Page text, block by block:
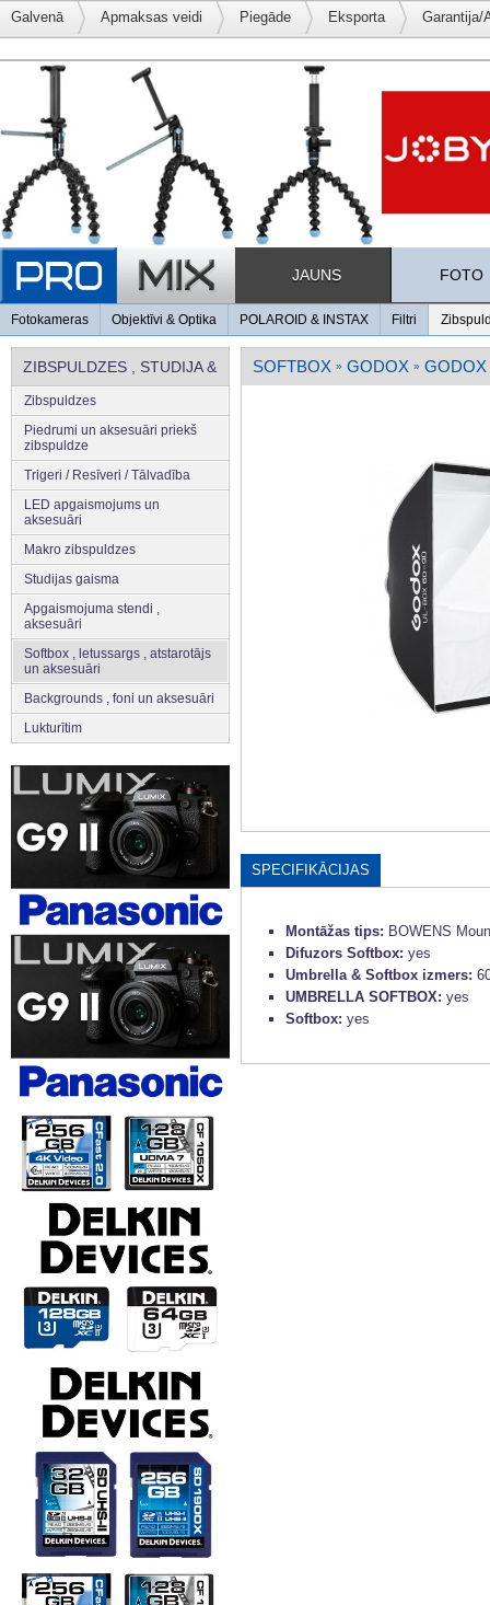
Galvenā Apmaksas veidi Piegāde Eksporta Garantija/
JAUNS FOTO
Fotokameras Objektīvi & Optika POLAROID & INSTAX Filtri
ZIBSPULDZES , STUDIJA &
APGAISMOJUMS
Zibspuldzes
Piedrumi un aksesuāri priekš
zibspuldze
Trigeri / Resīveri / Tālvadība
LED apgaismojums un
aksesuāri
Makro zibspuldzes
Studijas gaisma
Apgaismojuma stendi ,
aksesuāri
Softbox , letussargs , atstarotājs
un aksesuāri
Backgrounds , foni un aksesuāri
Lukturītim
SOFTBOX » GODOX » GODOX
SPECIFIKĀCIJAS
Montāžas tips: BOWENS
Difuzors Softbox: yes
Umbrella & Softbox izmers:
UMBRELLA SOFTBOX: yes
Softbox: yes